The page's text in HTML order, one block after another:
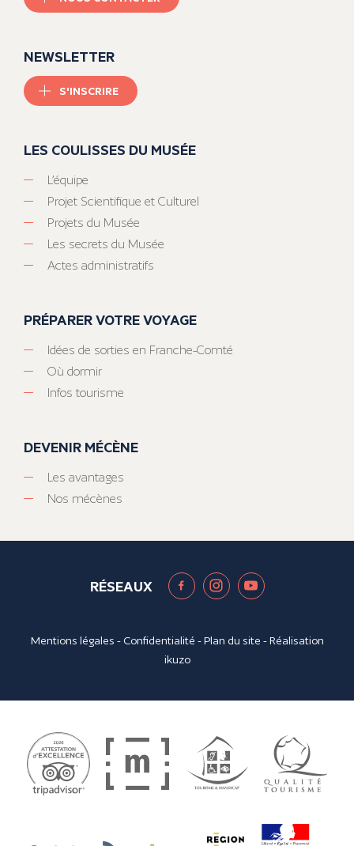
NEWSLETTER
S'INSCRIRE
LES COULISSES DU MUSÉE
L’équipe
Projet Scientifique et Culturel
Projets du Musée
Les secrets du Musée
Actes administratifs
PRÉPARER VOTRE VOYAGE
Idées de sorties en Franche-Comté
Où dormir
Infos tourisme
DEVENIR MÉCÈNE
Les avantages
Nos mécènes
RÉSEAUX
Mentions légales - Confidentialité -Plan du site - Réalisation
ikuzo